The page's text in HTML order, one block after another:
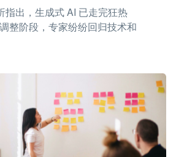
指出，生成式 AI 已走完狂热
整阶段，专家纷纷回归技术和